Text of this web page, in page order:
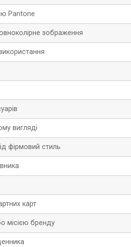
Pantone
зображення
вигляді
фірмовий стиль
карт
місією бренду